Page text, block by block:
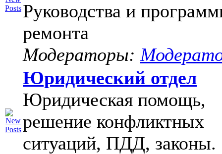
Руководства и
ремонта
Модераторы:
Юридический отдел
Юридическая помощь,
решение конфликтных
ситуаций, ПДД, законы.